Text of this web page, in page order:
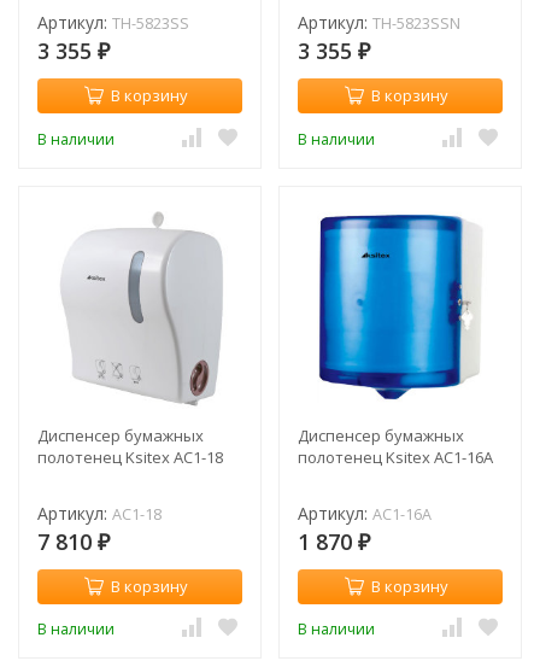
Артикул: TН-5823SS
3 355 ₽
В корзину
В наличии
Артикул: TН-5823SSN
3 355 ₽
В корзину
В наличии
Диспенсер бумажных
полотенец Ksitex AC1-18
Артикул: AC1-18
7 810 ₽
В корзину
В наличии
Диспенсер бумажных
полотенец Ksitex AC1-16A
Артикул: AC1-16A
1 870 ₽
В корзину
В наличии